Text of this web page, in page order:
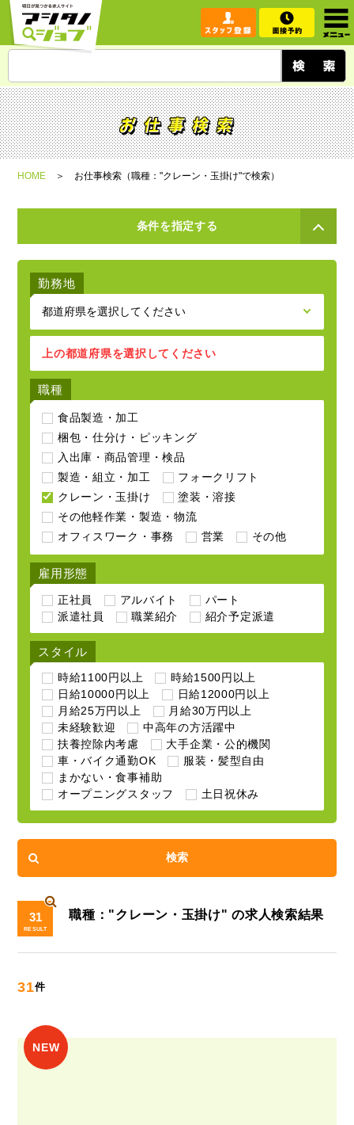
HOME お仕事検索（職種："クレーン・玉掛け"で検索）
条件を指定する
勤務地
上の都道府県を選択してください
職種
食品製造・加工
梱包・仕分け・ピッキング
入出庫・商品管理・検品
製造・組立・加工
フォークリフト
クレーン・玉掛け
塗装・溶接
その他軽作業・製造・物流
オフィスワーク・事務
営業 その他
雇用形態
正社員 アルバイト
パート
派遣社員
職業紹介 紹介予定派遣
スタイル
時給1100円以上
時給1500円以上
日給10000円以上
日給12000円以上
月給25万円以上
月給30万円以上
未経験歓迎
中高年の方活躍中
扶養控除内考慮
大手企業・公的機関
車・バイク通勤OK
服装・髪型自由
まかない・食事補助
オープニングスタッフ
土日祝休み
31
RESULT
職種："クレーン・玉掛け" の求人検索結果
31件